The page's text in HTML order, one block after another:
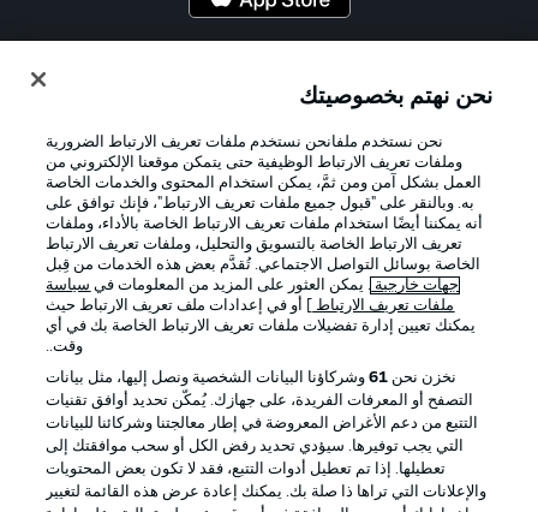
الإعلانات الإخطارات القانونية
شروط الاستخدام القنوات الناقلة
الوظائف جهة النشر
تواصل معنا اللاعبون
نحن نهتم بخصوصيتك
نحن نستخدم ملفانحن نستخدم ملفات تعريف الارتباط الضرورية
وملفات تعريف الارتباط الوظيفية حتى يتمكن موقعنا الإلكتروني من
العمل بشكل آمن ومن ثمَّ، يمكن استخدام المحتوى والخدمات الخاصة
به. وبالنقر على "قبول جميع ملفات تعريف الارتباط"، فإنك توافق على
أنه يمكننا أيضًا استخدام ملفات تعريف الارتباط الخاصة بالأداء، وملفات
تعريف الارتباط الخاصة بالتسويق والتحليل، وملفات تعريف الارتباط
الخاصة بوسائل التواصل الاجتماعي. تُقدَّم بعض هذه الخدمات من قِبل
جهات خارجية . يمكن العثور على المزيد من المعلومات في سياسة
ملفات تعريف الارتباط
] أو في إعدادات ملف تعريف الارتباط حيث
يمكنك تعيين إدارة تفضيلات ملفات تعريف الارتباط الخاصة بك في أي
وقت..
نخزن نحن 61وشركاؤنا البيانات الشخصية ونصل إليها، مثل بيانات
التصفح أو المعرفات الفريدة، على جهازك. يُمكّن تحديد أوافق تقنيات
التتبع من دعم الأغراض المعروضة في إطار معالجتنا وشركائنا للبيانات
التي يجب توفيرها. سيؤدي تحديد رفض الكل أو سحب موافقتك إلى
تعطيلها. إذا تم تعطيل أدوات التتبع، فقد لا تكون بعض المحتويات
والإعلانات التي تراها ذا صلة بك. يمكنك إعادة عرض هذه القائمة لتغيير